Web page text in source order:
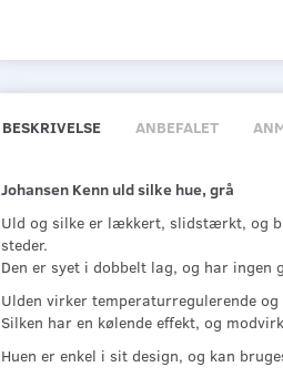
BESKRIVELSE ANBEFALET
Johansen Kenn uld silke hue, grå
Uld og silke er lækkert, slidstærkt, og
steder.
Den er syet i dobbelt lag, og har ingen
Ulden virker temperaturregulerende
Silken har en kølende effekt, og
Huen er enkel i sit design, og kan